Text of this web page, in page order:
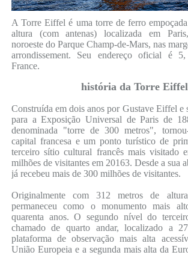
A Torre Eiffel é uma torre de ferro
altura (com antenas) localizada em
noroeste do Parque Champ-de-Mars, nas
arrondissement. Seu endereço oficial é
France.
história da Torre Eiffel
Construída em dois anos por Gustave Eiffel e
para a Exposição Universal de Paris de
denominada "torre de 300 metros",
capital francesa e um ponto turístico de
terceiro sítio cultural francês mais visitado
milhões de visitantes em 20163. Desde a sua
já recebeu mais de 300 milhões de visitantes.
Originalmente com 312 metros de
permaneceu como o monumento mais
quarenta anos. O segundo nível do
chamado de quarto andar, localizado a
plataforma de observação mais alta
União Europeia e a segunda mais alta da